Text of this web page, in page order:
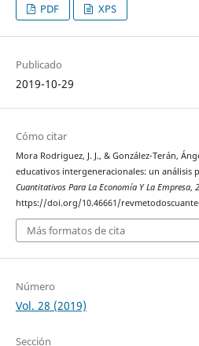
PDF XPS
Publicado
2019-10-29
Cómo citar
Mora Rodriguez, J. J., & González-Terán,
educativos intergeneracionales: un análisis
Cuantitativos Para La Economía Y La Empresa,
https://doi.org/10.46661/
Más formatos de cita
Número
Vol. 28 (2019)
Sección